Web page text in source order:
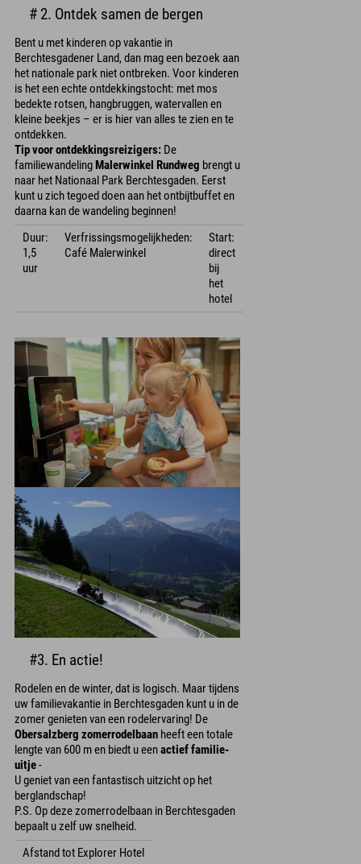
# 2. Ontdek samen de bergen
Bent u met kinderen op vakantie in
Berchtesgadener Land, dan mag een bezoek aan
het nationale park niet ontbreken. Voor kinderen
is het een echte ontdekkingstocht: met mos
bedekte rotsen, hangbruggen, watervallen en
kleine beekjes – er is hier van alles te zien en te
ontdekken.
Tip voor ontdekkingsreizigers: De
familiewandelingMalerwinkel Rundweg brengt u
naar het Nationaal Park Berchtesgaden. Eerst
kunt u zich tegoed doen aan het ontbijtbuffet en
daarna kan de wandeling beginnen!
Duur:
1,5
uur
Verfrissingsmogelijkheden:
Café Malerwinkel
Start:
direct
bij
het
hotel
#3. En actie!
Rodelen en de winter, dat is logisch. Maar tijdens
uw familievakantie in Berchtesgaden kunt u in de
zomer genieten van een rodelervaring! De
Obersalzberg zomerrodelbaan heeft een totale
lengte van 600 m en biedt u eenactief familie-
uitje-
U geniet van een fantastisch uitzicht op het
berglandschap!
P.S. Op deze zomerrodelbaan in Berchtesgaden
bepaalt u zelf uw snelheid.
Afstand tot Explorer Hotel